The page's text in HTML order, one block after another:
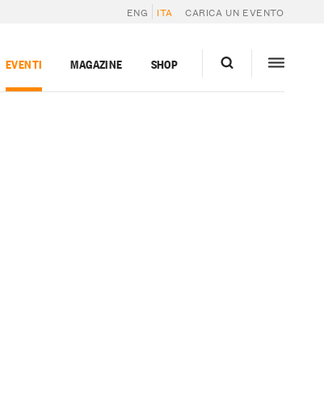
ENG ITA CARICA UN EVENTO
EVENTI MAGAZINE SHOP